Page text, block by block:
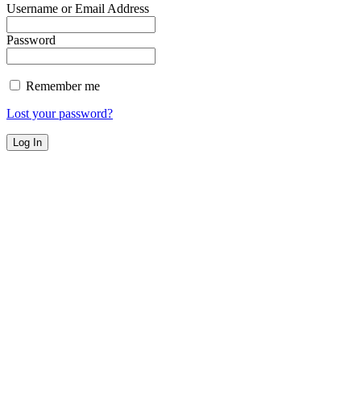
Username or Email Address
Password
Remember me
Lost your password?